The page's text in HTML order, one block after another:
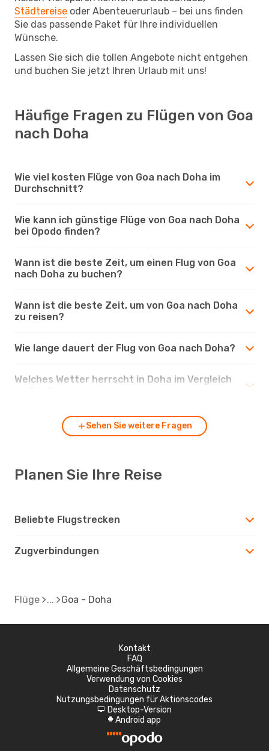
Städtereise oder Abenteuerurlaub – bei uns finden
Sie das passende Paket für Ihre individuellen
Wünsche.
Lassen Sie sich die tollen Angebote nicht entgehen
und buchen Sie jetzt Ihren Urlaub mit uns!
Häufige Fragen zu Flügen von Goa
nach Doha
Wie viel kosten Flüge von Goa nach Doha im
Durchschnitt?
Wie kann ich günstige Flüge von Goa nach Doha
bei Opodo finden?
Wann ist die beste Zeit, um einen Flug von Goa
nach Doha zu buchen?
Wann ist die beste Zeit, um von Goa nach Doha
zu reisen?
Wie lange dauert der Flug von Goa nach Doha?
Welches Wetter herrscht in Doha im Vergleich
Sehen Sie weitere Fragen
Planen Sie Ihre Reise
Beliebte Flugstrecken
Zugverbindungen
Flüge Goa - Doha
Kontakt
FAQ
Allgemeine Geschäftsbedingungen
Verwendung von Cookies
Datenschutz
Nutzungsbedingungen für Aktionscodes
d Desktop-Version
A Android app